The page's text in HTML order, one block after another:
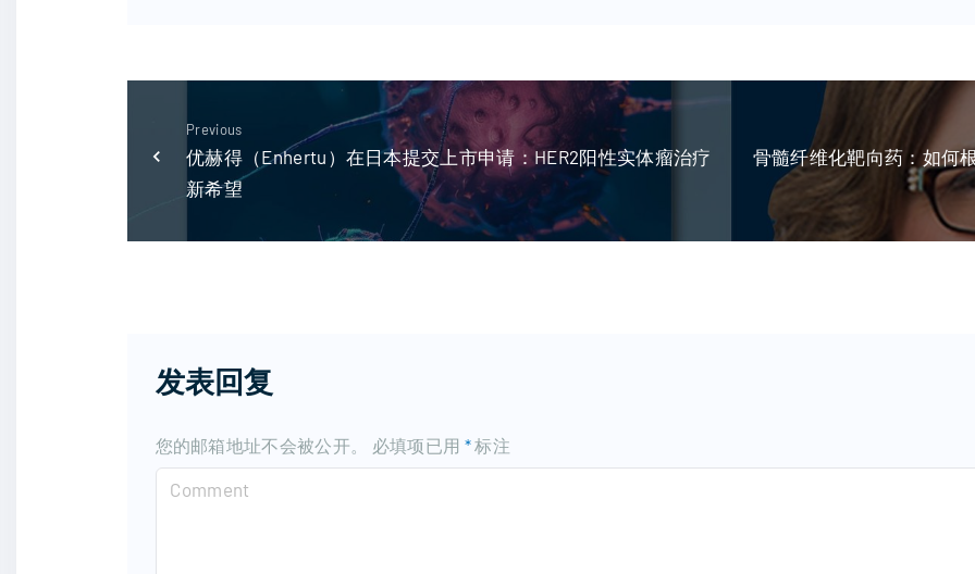
Previous
优赫得（Enhertu）在日本提交上市申请：HER2阳性实体瘤治疗
新希望
骨髓纤维化靶向药：如何
发表回复
您的邮箱地址不会被公开。 必填项已用 *标注